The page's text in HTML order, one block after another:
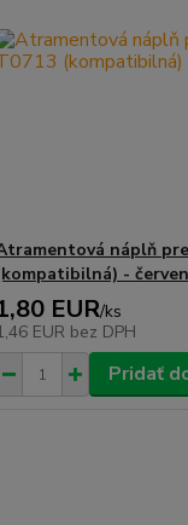
náplň
-
EUR/ks
EUR bez DPH
Pridať